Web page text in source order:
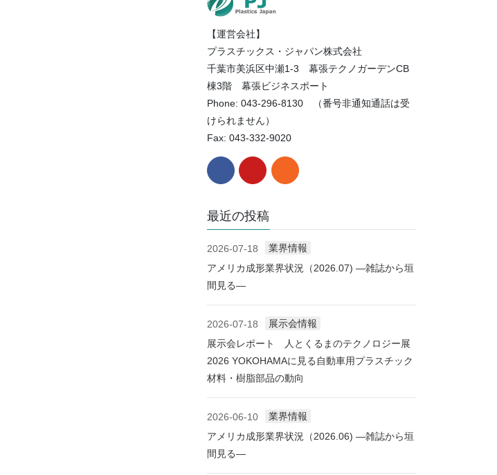
別）
【運営会社】
プラスチックス・ジャパン株式会社
千葉市美浜区中瀬1-3 幕張テクノガーデンCB
棟3階 幕張ビジネスポート
Phone: 043-296-8130 （番号非通知通話は受
けられません）
Fax: 043-332-9020
最近の投稿
2026-07-18
業界情報
アメリカ成形業界状況（2026.07) ―雑誌から垣
間見る―
2026-07-18
展示会情報
展示会レポート 人とくるまのテクノロジー展
2026 YOKOHAMAに見る自動車用プラスチック
材料・樹脂部品の動向
2026-06-10
業界情報
アメリカ成形業界状況（2026.06) ―雑誌から垣
間見る―